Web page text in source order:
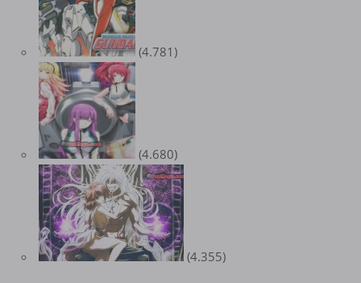
(4.781)
(4.680)
(4.355)